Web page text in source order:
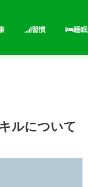
習慣 睡眠
ルについて